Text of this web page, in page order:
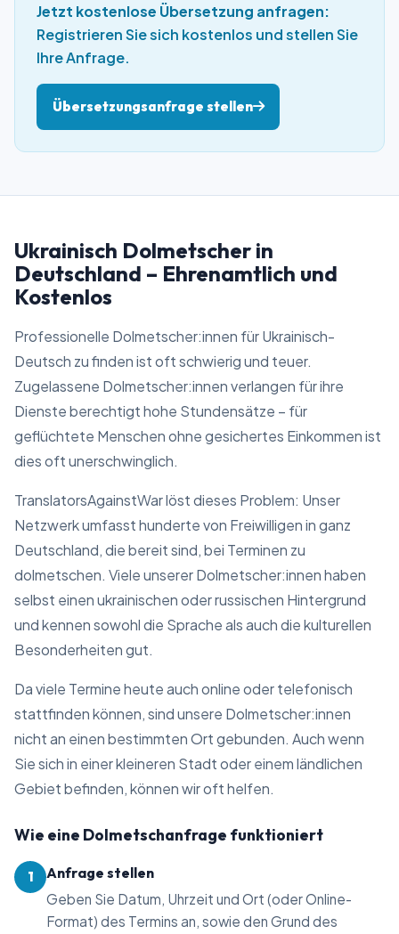
Jetzt kostenlose Übersetzung anfragen:
Registrieren Sie sich kostenlos und stellen Sie
Ihre Anfrage.
Übersetzungsanfrage stellen
Ukrainisch Dolmetscher in
Deutschland – Ehrenamtlich und
Kostenlos
Professionelle Dolmetscher:innen für Ukrainisch-
Deutsch zu finden ist oft schwierig und teuer.
Zugelassene Dolmetscher:innen verlangen für ihre
Dienste berechtigt hohe Stundensätze – für
geflüchtete Menschen ohne gesichertes Einkommen ist
dies oft unerschwinglich.
TranslatorsAgainstWar löst dieses Problem: Unser
Netzwerk umfasst hunderte von Freiwilligen in ganz
Deutschland, die bereit sind, bei Terminen zu
dolmetschen. Viele unserer Dolmetscher:innen haben
selbst einen ukrainischen oder russischen Hintergrund
und kennen sowohl die Sprache als auch die kulturellen
Besonderheiten gut.
Da viele Termine heute auch online oder telefonisch
stattfinden können, sind unsere Dolmetscher:innen
nicht an einen bestimmten Ort gebunden. Auch wenn
Sie sich in einer kleineren Stadt oder einem ländlichen
Gebiet befinden, können wir oft helfen.
Wie eine Dolmetschanfrage funktioniert
1 Anfrage stellen
Geben Sie Datum, Uhrzeit und Ort (oder Online-
Format) des Termins an, sowie den Grund des